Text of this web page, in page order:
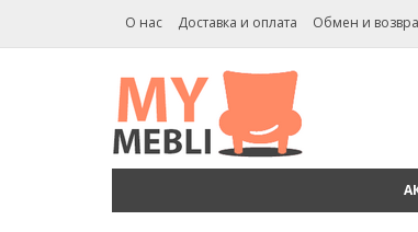
О нас Доставка и оплата Обмен и